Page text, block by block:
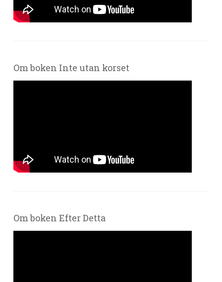
Om boken Inte utan korset
Om boken Efter Detta